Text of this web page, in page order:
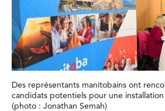
Des représentants manitobains ont
candidats potentiels pour une
(photo : Jonathan Semah)